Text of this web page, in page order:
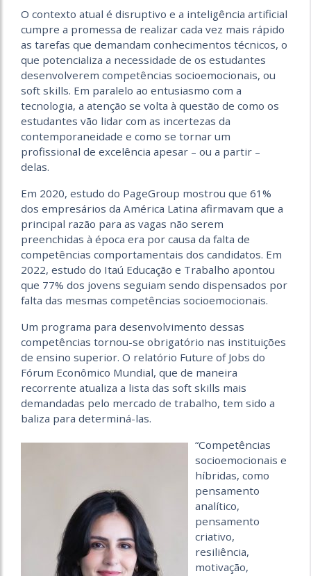
O contexto atual é disruptivo e a inteligência artificial
cumpre a promessa de realizar cada vez mais rápido
as tarefas que demandam conhecimentos técnicos, o
que potencializa a necessidade de os estudantes
desenvolverem competências socioemocionais, ou
soft skills. Em paralelo ao entusiasmo com a
tecnologia, a atenção se volta à questão de como os
estudantes vão lidar com as incertezas da
contemporaneidade e como se tornar um
profissional de excelência apesar – ou a partir –
delas.
Em 2020, estudo do PageGroup mostrou que 61%
dos empresários da América Latina afirmavam que a
principal razão para as vagas não serem
preenchidas à época era por causa da falta de
competências comportamentais dos candidatos. Em
2022, estudo do Itaú Educação e Trabalho apontou
que 77% dos jovens seguiam sendo dispensados por
falta das mesmas competências socioemocionais.
Um programa para desenvolvimento dessas
competências tornou-se obrigatório nas instituições
de ensino superior. O relatório Future of Jobs do
Fórum Econômico Mundial, que de maneira
recorrente atualiza a lista das soft skills mais
demandadas pelo mercado de trabalho, tem sido a
baliza para determiná-las.
“Competências
socioemocionais e
híbridas, como
pensamento
analítico,
pensamento
criativo,
resiliência,
motivação,